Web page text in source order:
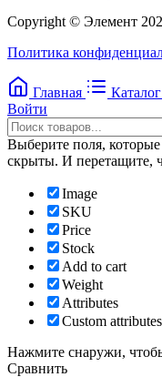
Copyright © Элемент
Политика
Главная Каталог
Войти
Выберите поля, которые
скрыты. И перетащите,
Image
SKU
Price
Stock
Add to cart
Weight
Attributes
Custom attributes
Нажмите снаружи,
Сравнить